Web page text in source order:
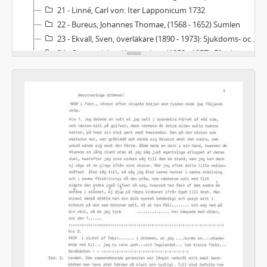
21 - Linné, Carl von: Iter Lapponicum 1732
22 - Bureus, Johannes Thomae, (1568 - 1652) Sumlen
23 - Ekvall, Sven, överläkare (1890 - 1973): Sjukdoms- och sjukvårdsförhållanden i Västerbotten...
24 - Qvigstad, Just Knut, rektor (1853 - 1957), Efterlatte papier
25 - Journal och examensprotokollsbok 1865 - 1880 för Vindelns kommun
27 - Fjellstedt, Peter, missionsledare (1802 - 1881), Reseberättelse från Lappland 1857
28 - Jordrannsakningsprotokoll över undersökning om ödeshemman i Bygdeå, Lövångers, Skellefteå och Umeå tingslag 1737
29 - Geometrisk Jordebook öffwer alle skattehemmans ägor i Schellefteå sockn uthi Södre Prosterij och Wästerbothn 1648
30 - Keruupiiri 21, Länsipohja E - Ö. Tornedalsfinska ord upptecknade av Inkeri Tuovinen 1929 - 1937
31 - Burman, Fale A, lektor (1758 - 1809), Concept Dagböcker...
32 - Linderholm, Emanuel, professor, (1872 - 1937): Handlingar till häxprocesserna i Sverige
33 - Acta angående trolldomsväsendet i Rättvik 1670 - 1671
34 - Rutviks byarkiv
35 - 1671 års uppmätning av Lappmarken
36 - Matrikel öfver de vid Vesterås högre allmänna läroverk intagna lärjungar för åren 1850 - 1857 och 1895 - 1914
37 - Provinsialläkares årsberättelser med bilagor avs Ytterlännäs provinsialläkardistrikt 1918, 1919
38 - Länsräkenskaper, Västerbottens län. Taxeringslängder Skellefteå socken